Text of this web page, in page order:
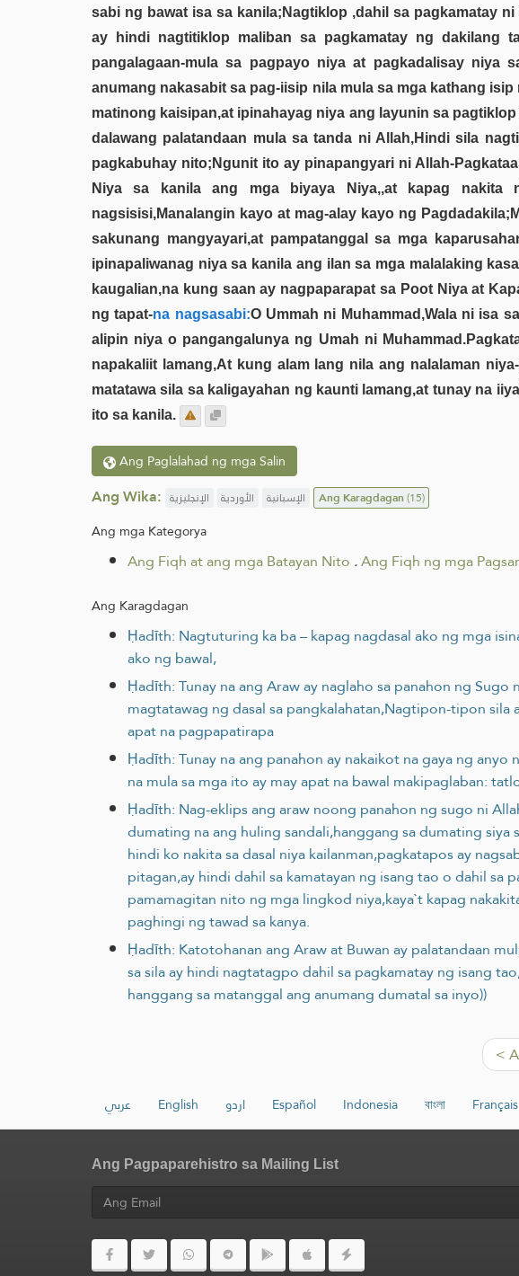
sabi ng bawat isa sa kanila;Nagtiklop ,dahil sa pagkamatay
ay hindi nagtitiklop maliban sa pagkamatay ng dakilang
pangalagaan-mula sa pagpayo niya at pagkadalisay niya
anumang nakasabit sa pag-iisip nila mula sa mga kathang
matinong kaisipan,at ipinahayag niya ang layunin sa
dalawang palatandaan mula sa tanda ni Allah,Hindi sila
pagkabuhay nito;Ngunit ito ay pinapangyari ni Allah-
Niya sa kanila ang mga biyaya Niya,,at kapag nakita
nagsisisi,Manalangin kayo at mag-alay kayo ng
sakunang mangyayari,at pampatanggal sa mga
ipinapaliwanag niya sa kanila ang ilan sa mga malalaking
kaugalian,na kung saan ay nagpaparapat sa Poot Niya at
ng tapat-na nagsasabi:O Ummah ni Muhammad,Wala ni isa
alipin niya o pangangalunya ng Umah ni
napakaliit lamang,At kung alam lang nila ang nalalaman
matatawa sila sa kaligayahan ng kaunti lamang,at tunay na
ito sa kanila.
Ang Paglalahad ng mga Salin
Ang Wika: الإنجليزية الأوردية الإسبانية Ang Karagdagan(15)
Ang mga Kategorya
Ang Fiqh at ang mga Batayan Nito .Ang Fiqh ng mga
Ang Karagdagan
Ḥadīth: Nagtuturing ka ba – kapag nagdasal ako ng mga
ako ng bawal,
Ḥadīth: Tunay na ang Araw ay naglaho sa panahon ng
magtatawag ng dasal sa pangkalahatan,Nagtipon-tipon
apat na pagpapatirapa
Ḥadīth: Tunay na ang panahon ay nakaikot na gaya ng
na mula sa mga ito ay may apat na bawal makipaglaban:
Ḥadīth: Nag-eklips ang araw noong panahon ng sugo ni
dumating na ang huling sandali,hanggang sa dumating
hindi ko nakita sa dasal niya kailanman,pagkatapos ay
pitagan,ay hindi dahil sa kamatayan ng isang tao o dahil
pamamagitan nito ng mga lingkod niya,kaya`t kapag
paghingi ng tawad sa kanya.
Ḥadīth: Katotohanan ang Araw at Buwan ay palatandaan
sa sila ay hindi nagtatagpo dahil sa pagkamatay ng isang
hanggang sa matanggal ang anumang dumatal sa inyo))
<
عربي English اردو Español Indonesia বাংলা Français
Ang Pagpaparehistro sa Mailing List